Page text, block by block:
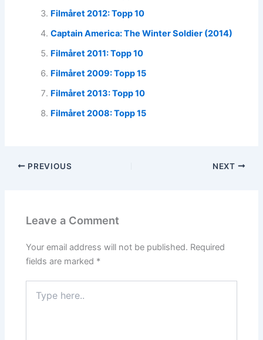
Filmåret 2012: Topp 10
Captain America: The Winter Soldier (2014)
Filmåret 2011: Topp 10
Filmåret 2009: Topp 15
Filmåret 2013: Topp 10
Filmåret 2008: Topp 15
PREVIOUS NEXT
Leave a Comment
Your email address will not be published. Required
fields are marked *
here..